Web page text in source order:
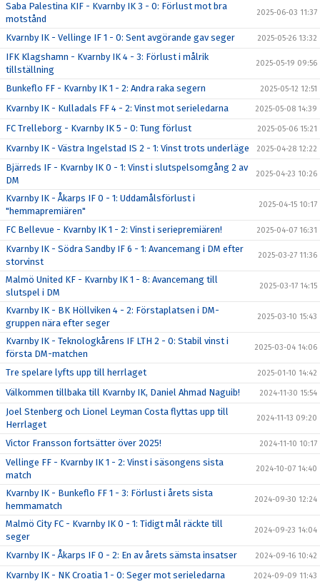
Saba Palestina KIF - Kvarnby IK 3 - 0: Förlust mot bra
motstånd
2025-06-03 11:37
Kvarnby IK - Vellinge IF 1 - 0: Sent avgörande gav seger 2025-05-26 13:32
IFK Klagshamn - Kvarnby IK 4 - 3: Förlust i målrik
tillställning
2025-05-19 09:56
Bunkeflo FF - Kvarnby IK 1 - 2: Andra raka segern 2025-05-12 12:51
Kvarnby IK - Kulladals FF 4 - 2: Vinst mot serieledarna 2025-05-08 14:39
FC Trelleborg - Kvarnby IK 5 - 0: Tung förlust 2025-05-06 15:21
Kvarnby IK - Västra Ingelstad IS 2 - 1: Vinst trots underläge 2025-04-28 12:22
Bjärreds IF - Kvarnby IK 0 - 1: Vinst i slutspelsomgång 2 av
DM
2025-04-23 10:26
Kvarnby IK - Åkarps IF 0 - 1: Uddamålsförlust i
"hemmapremiären"
2025-04-15 10:17
FC Bellevue - Kvarnby IK 1 - 2: Vinst i seriepremiären! 2025-04-07 16:31
Kvarnby IK - Södra Sandby IF 6 - 1: Avancemang i DM efter
storvinst
2025-03-27 11:36
Malmö United KF - Kvarnby IK 1 - 8: Avancemang till
slutspel i DM
2025-03-17 14:15
Kvarnby IK - BK Höllviken 4 - 2: Förstaplatsen i DM-
gruppen nära efter seger
2025-03-10 15:43
Kvarnby IK - Teknologkårens IF LTH 2 - 0: Stabil vinst i
första DM-matchen
2025-03-04 14:06
Tre spelare lyfts upp till herrlaget 2025-01-10 14:42
Välkommen tillbaka till Kvarnby IK, Daniel Ahmad Naguib! 2024-11-30 15:54
Joel Stenberg och Lionel Leyman Costa flyttas upp till
Herrlaget
2024-11-13 09:20
Victor Fransson fortsätter över 2025! 2024-11-10 10:17
Vellinge FF - Kvarnby IK 1 - 2: Vinst i säsongens sista
match
2024-10-07 14:40
Kvarnby IK - Bunkeflo FF 1 - 3: Förlust i årets sista
hemmamatch
2024-09-30 12:24
Malmö City FC - Kvarnby IK 0 - 1: Tidigt mål räckte till
seger
2024-09-23 14:04
Kvarnby IK - Åkarps IF 0 - 2: En av årets sämsta insatser 2024-09-16 10:42
Kvarnby IK - NK Croatia 1 - 0: Seger mot serieledarna 2024-09-09 11:43